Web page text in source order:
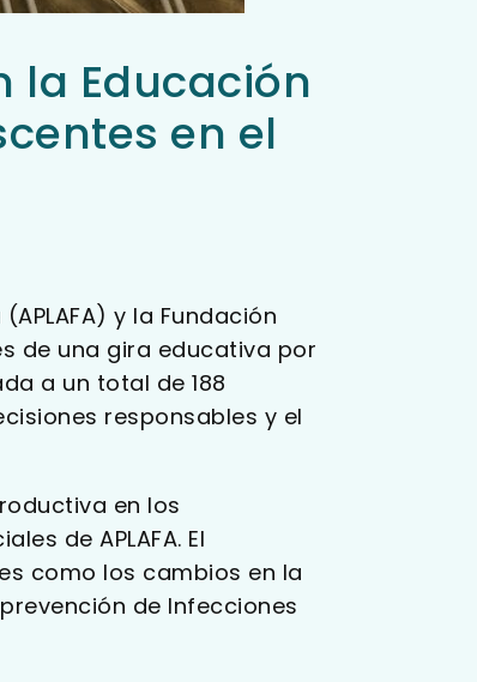
la Educación
en el
y la Fundación
de una gira educativa por
a un total de 188
responsables y el
en los
de APLAFA. El
como los cambios en la
de Infecciones